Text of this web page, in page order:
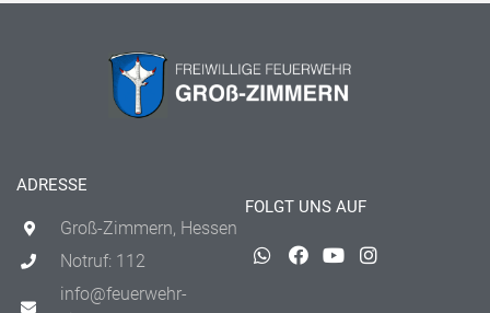
ADRESSE
Groß-Zimmern, Hessen
Notruf: 112
info@feuerwehr-
FOLGT UNS AUF